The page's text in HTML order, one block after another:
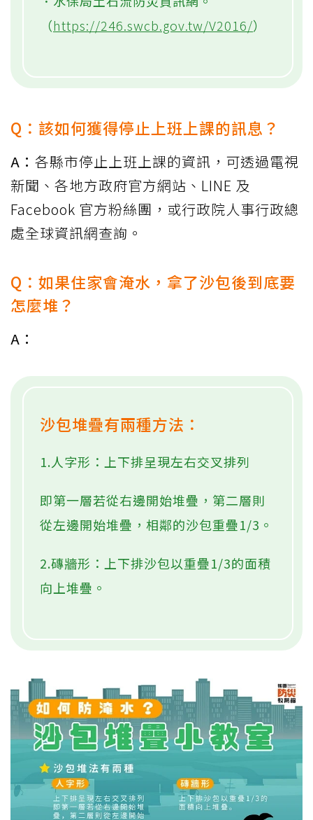
（https://246.swcb.gov.tw/V2016/）
Q：該如何獲得停止上班上課的訊息？
A： 各縣市停止上班上課的資訊，可透過電視
新聞、各地方政府官方網站、LINE 及
Facebook 官方粉絲團，或行政院人事行政總
處全球資訊網查詢。
Q：如果住家會淹水，拿了沙包後到底要
怎麼堆？
A：
沙包堆疊有兩種方法：
1.人字形：上下排呈現左右交叉排列
即第一層若從右邊開始堆疊，第二層則
從左邊開始堆疊，相鄰的沙包重疊1/3。
2.磚牆形：上下排沙包以重疊1/3的面積
向上堆疊。